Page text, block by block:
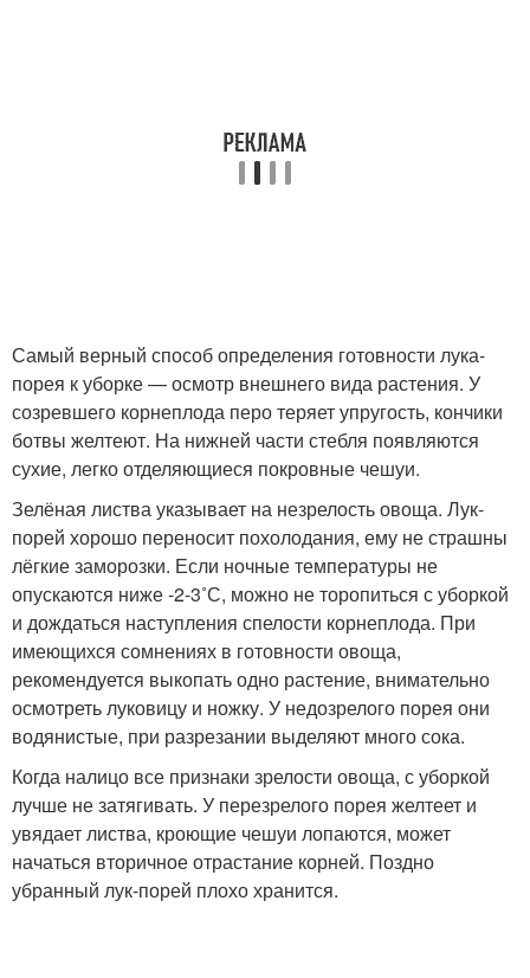
Самый верный способ определения готовности лука-
порея к уборке — осмотр внешнего вида растения. У
созревшего корнеплода перо теряет упругость, кончики
ботвы желтеют. На нижней части стебля появляются
сухие, легко отделяющиеся покровные чешуи.
Зелёная листва указывает на незрелость овоща. Лук-
порей хорошо переносит похолодания, ему не страшны
лёгкие заморозки. Если ночные температуры не
опускаются ниже -2-3˚С, можно не торопиться с уборкой
и дождаться наступления спелости корнеплода. При
имеющихся сомнениях в готовности овоща,
рекомендуется выкопать одно растение, внимательно
осмотреть луковицу и ножку. У недозрелого порея они
водянистые, при разрезании выделяют много сока.
Когда налицо все признаки зрелости овоща, с уборкой
лучше не затягивать. У перезрелого порея желтеет и
увядает листва, кроющие чешуи лопаются, может
начаться вторичное отрастание корней. Поздно
убранный лук-порей плохо хранится.